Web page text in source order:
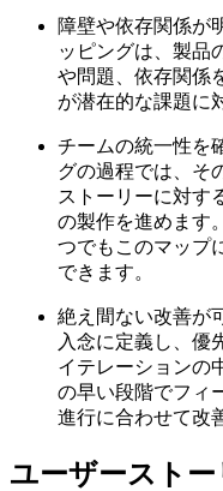
障壁や依存関係が
ッピングは、製品
や問題、依存関係
が潜在的な課題に
チームの統一性を
グの過程では、そ
ストーリーに対す
の製作を進めます
つでもこのマップ
できます。
絶え間ない改善が
入念に定義し、優
イテレーションの
の早い段階でフィ
進行に合わせて改
ユーザースト